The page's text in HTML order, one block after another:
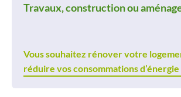
Travaux, construction ou
Vous souhaitez rénover votre
réduire vos consommations d’énergie